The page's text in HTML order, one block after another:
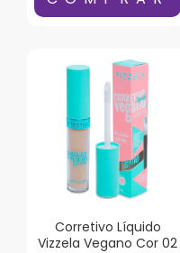
Corretivo Líquido
Vizzela Vegano Cor 02